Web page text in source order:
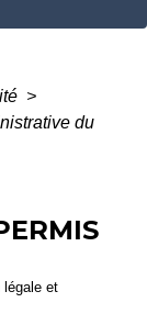
>
du
légale et